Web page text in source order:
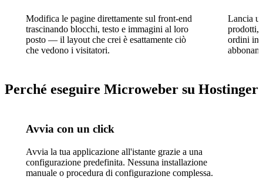
Modifica le pagine direttamente sul front-end
trascinando blocchi, testo e immagini al loro
posto — il layout che crei è esattamente ciò
che vedono i visitatori.
Lancia
prodotti,
ordini
Perché eseguire Microweber su Hostinger
Avvia con un click
Avvia la tua applicazione all'istante grazie a una
configurazione predefinita. Nessuna installazione
manuale o procedura di configurazione complessa.